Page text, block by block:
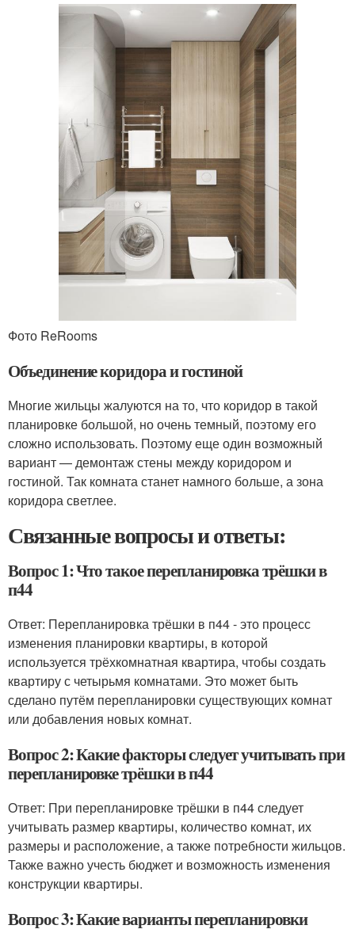
Фото ReRooms
Объединение коридора и гостиной
Многие жильцы жалуются на то, что коридор в такой
планировке большой, но очень темный, поэтому его
сложно использовать. Поэтому еще один возможный
вариант — демонтаж стены между коридором и
гостиной. Так комната станет намного больше, а зона
коридора светлее.
Связанные вопросы и ответы:
Вопрос 1: Что такое перепланировка трёшки в
п44
Ответ: Перепланировка трёшки в п44 - это процесс
изменения планировки квартиры, в которой
используется трёхкомнатная квартира, чтобы создать
квартиру с четырьмя комнатами. Это может быть
сделано путём перепланировки существующих комнат
или добавления новых комнат.
Вопрос 2: Какие факторы следует учитывать при
перепланировке трёшки в п44
Ответ: При перепланировке трёшки в п44 следует
учитывать размер квартиры, количество комнат, их
размеры и расположение, а также потребности жильцов.
Также важно учесть бюджет и возможность изменения
конструкции квартиры.
Вопрос 3: Какие варианты перепланировки